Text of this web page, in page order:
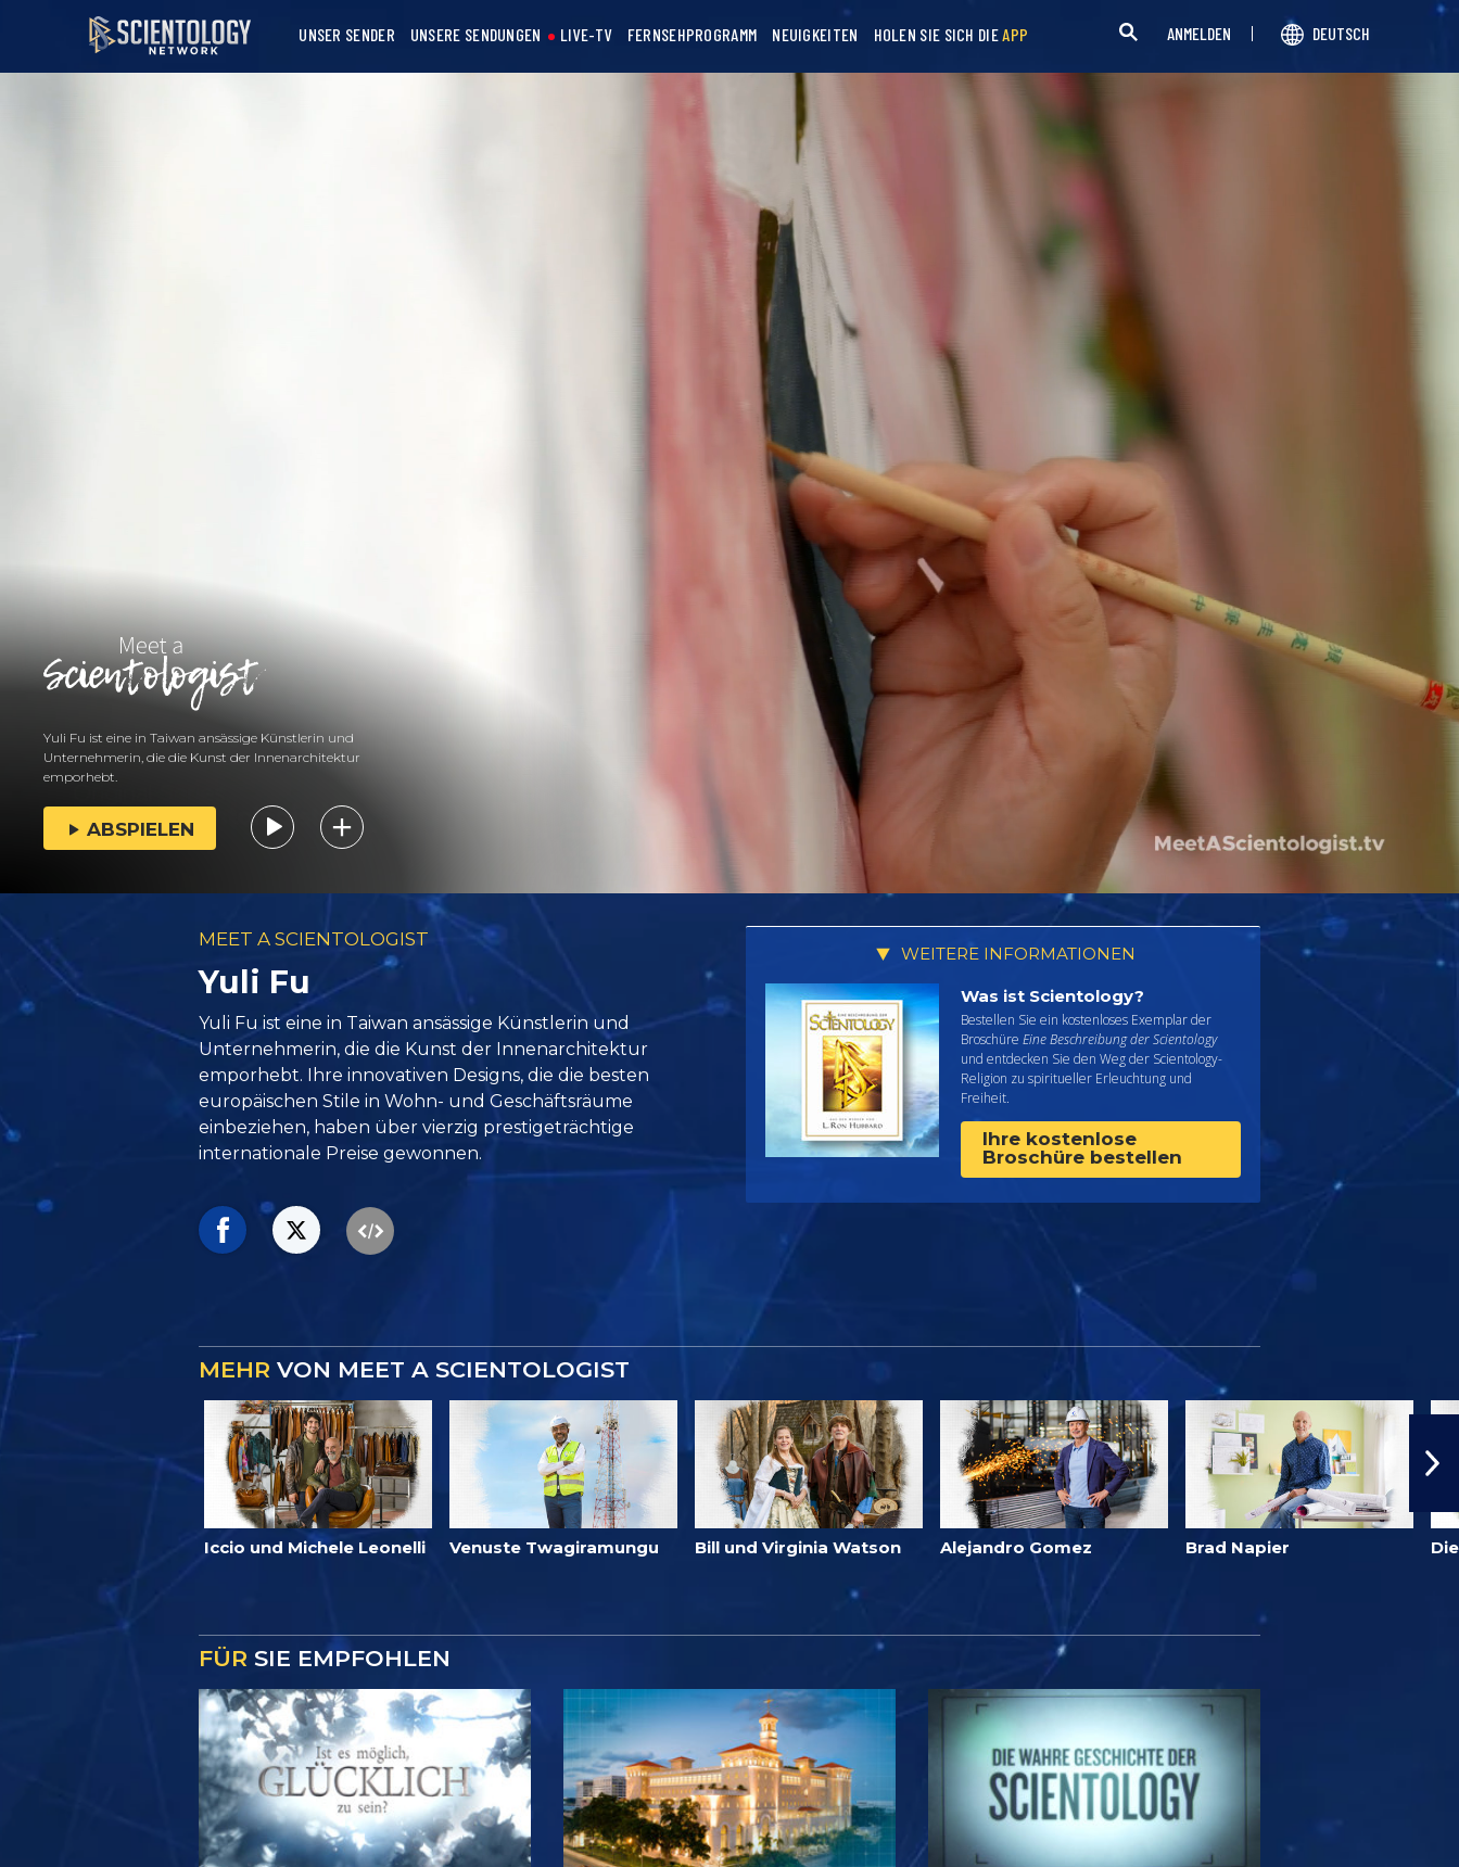
UNSER SENDER UNSERE SENDUNGEN LIVE-TV FERNSEHPROGRAMM NEUIGKEITEN HOLEN SIE SICH DIEAPP ANMELDEN DEUTSCH
Yuli Fu ist eine in Taiwan ansässige Künstlerin und
Unternehmerin, die die Kunst der Innenarchitektur
emporhebt.
ABSPIELEN
MEET A SCIENTOLOGIST
Yuli Fu
Yuli Fu ist eine in Taiwan ansässige Künstlerin und
Unternehmerin, die die Kunst der Innenarchitektur
emporhebt. Ihre innovativen Designs, die die besten
europäischen Stile in Wohn- und Geschäftsräume
einbeziehen, haben über vierzig prestigeträchtige
internationale Preise gewonnen.
WEITERE INFORMATIONEN
Was ist Scientology?
Bestellen Sie ein kostenloses Exemplar der
Broschüre Eine Beschreibung der Scientology
und entdecken Sie den Weg der Scientology-
Religion zu spiritueller Erleuchtung und
Freiheit.
Ihre kostenlose
Broschüre bestellen
MEHR VON MEET A SCIENTOLOGIST
Iccio und Michele Leonelli Venuste Twagiramungu Bill und Virginia Watson Alejandro Gomez Brad Napier
FÜR SIE EMPFOHLEN